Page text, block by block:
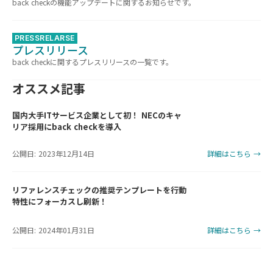
PRESSRELARSE
プレスリリース
back checkに関するプレスリリースの一覧です。
オススメ記事
国内大手ITサービス企業として初！ NECのキャ
リア採用にback checkを導入
公開日: 2023年12月14日 詳細はこちら →
リファレンスチェックの推奨テンプレートを行動
特性にフォーカスし刷新！
公開日: 2024年01月31日 詳細はこちら →